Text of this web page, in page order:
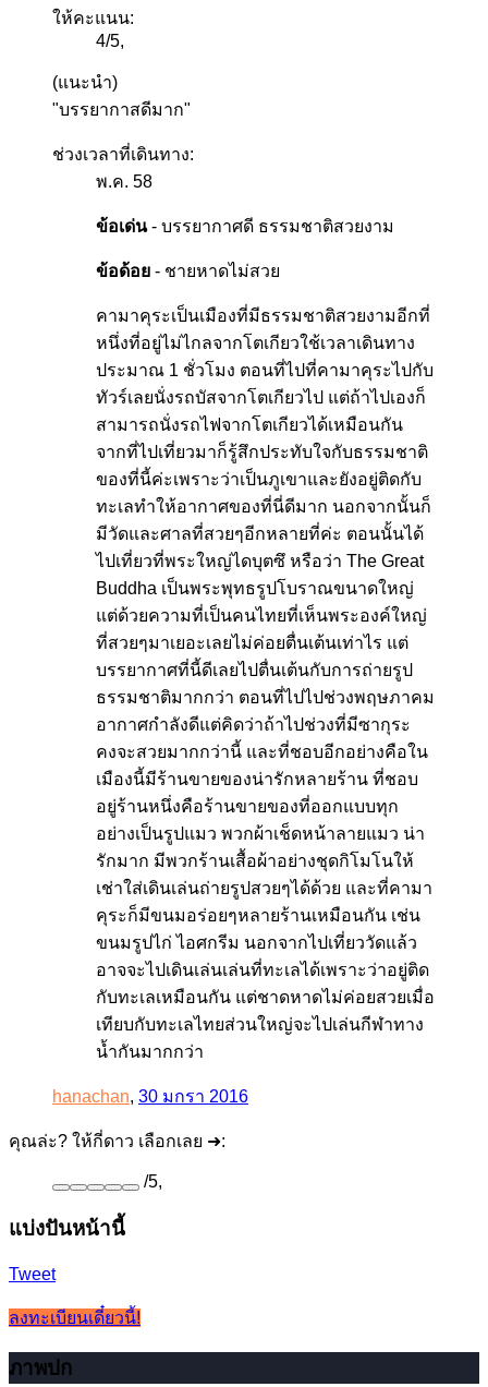
ให้คะแนน:
4/5,
(แนะนำ)
"บรรยากาสดีมาก"
ช่วงเวลาที่เดินทาง:
พ.ค. 58
ข้อเด่น- บรรยากาศดี ธรรมชาติสวยงาม
ข้อด้อย - ชายหาดไม่สวย
คามาคุระเป็นเมืองที่มีธรรมชาติสวยงามอีกที่
หนึ่งที่อยู่ไม่ไกลจากโตเกียวใช้เวลาเดินทาง
ประมาณ 1 ชั่วโมง ตอนที่ไปที่คามาคุระไปกับ
ทัวร์เลยนั่งรถบัสจากโตเกียวไป แต่ถ้าไปเองก็
สามารถนั่งรถไฟจากโตเกียวได้เหมือนกัน
จากที่ไปเที่ยวมาก็รู้สึกประทับใจกับธรรมชาติ
ของที่นี้ค่ะเพราะว่าเป็นภูเขาและยังอยู่ติดกับ
ทะเลทำให้อากาศของที่นี่ดีมาก นอกจากนั้นก็
มีวัดและศาลที่สวยๆอีกหลายที่ค่ะ ตอนนั้นได้
ไปเที่ยวที่พระใหญ่ไดบุตซึ หรือว่า The Great
Buddha เป็นพระพุทธรูปโบราณขนาดใหญ่
แต่ด้วยความที่เป็นคนไทยที่เห็นพระองค์ใหญ่
ที่สวยๆมาเยอะเลยไม่ค่อยตื่นเต้นเท่าไร แต่
บรรยากาศที่นี้ดีเลยไปตื่นเต้นกับการถ่ายรูป
ธรรมชาติมากกว่า ตอนที่ไปไปช่วงพฤษภาคม
อากาศกำลังดีแต่คิดว่าถ้าไปช่วงที่มีซากุระ
คงจะสวยมากกว่านี้ และที่ชอบอีกอย่างคือใน
เมืองนี้มีร้านขายของน่ารักหลายร้าน ที่ชอบ
อยู่ร้านหนึ่งคือร้านขายของที่ออกแบบทุก
อย่างเป็นรูปแมว พวกผ้าเช็ดหน้าลายแมว น่า
รักมาก มีพวกร้านเสื้อผ้าอย่างชุดกิโมโนให้
เช่าใส่เดินเล่นถ่ายรูปสวยๆได้ด้วย และที่คามา
คุระก็มีขนมอร่อยๆหลายร้านเหมือนกัน เช่น
ขนมรูปไก่ ไอศกรีม นอกจากไปเที่ยววัดแล้ว
อาจจะไปเดินเล่นเล่นที่ทะเลได้เพราะว่าอยู่ติด
กับทะเลเหมือนกัน แต่ชาดหาดไม่ค่อยสวยเมื่อ
เทียบกับทะเลไทยส่วนใหญ่จะไปเล่นกีฬาทาง
น้ำกันมากกว่า
hanachan, 30 มกรา 2016
คุณล่ะ? ให้กี่ดาว เลือกเลย ➜:
/5,
แบ่งปันหน้านี้
Tweet
ลงทะเบียนเดี๋ยวนี้!
ภาพปก